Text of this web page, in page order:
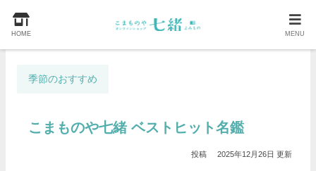
季節のおすすめ
こまものや七緒 ベストヒット名鑑
2025年12月26日
HOME MENU